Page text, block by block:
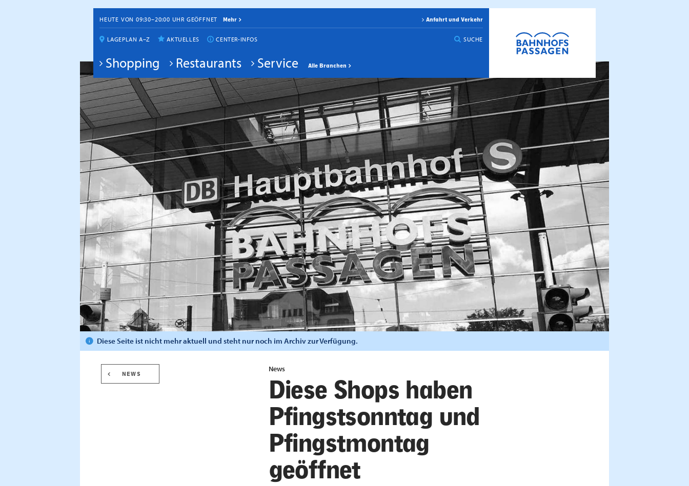
HEUTE VON 09:30–20:00 UHR GEÖFFNET Mehr Anfahrt und Verkehr
LAGEPLAN A–Z AKTUELLES CENTER-INFOS SUCHE
Shopping Restaurants Service Alle Branchen
Diese Seite ist nicht mehr aktuell und steht nur noch im Archiv zur Verfügung.
News
Diese Shops haben
Pfingstsonntag und
Pfingstmontag
geöffnet
NEWS